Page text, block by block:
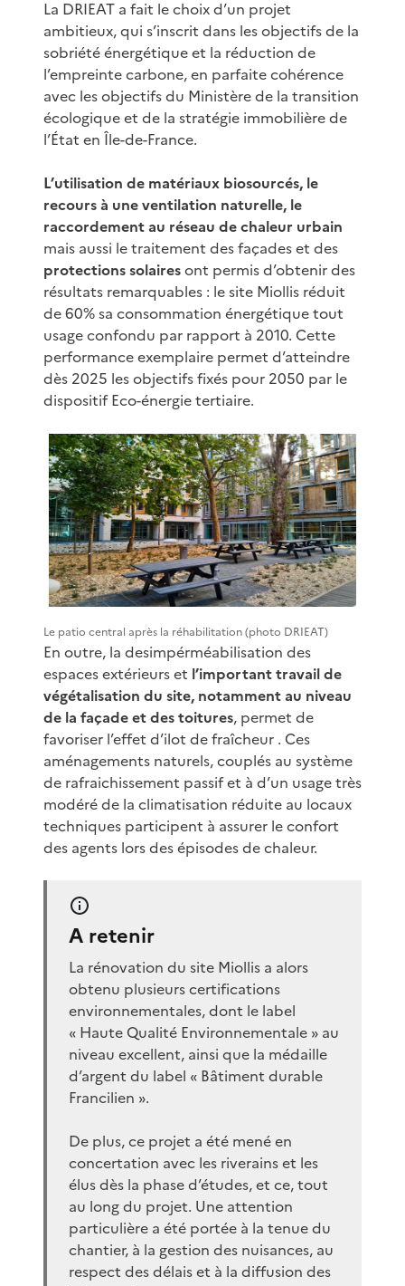
La DRIEAT a fait le choix d’un projet
ambitieux, qui s’inscrit dans les objectifs de la
sobriété énergétique et la réduction de
l’empreinte carbone, en parfaite cohérence
avec les objectifs du Ministère de la transition
écologique et de la stratégie immobilière de
l’État en Île-de-France.
L’utilisation de matériaux biosourcés, le
recours à une ventilation naturelle, le
raccordement au réseau de chaleur urbain
mais aussi le traitement des façades et des
protections solairesont permis d’obtenir des
résultats remarquables : le site Miollis réduit
de 60% sa consommation énergétique tout
usage confondu par rapport à 2010. Cette
performance exemplaire permet d’atteindre
dès 2025 les objectifs fixés pour 2050 par le
dispositif Eco-énergie tertiaire.
Le patio central après la réhabilitation (photo DRIEAT)
En outre, la desimpérméabilisation des
espaces extérieurs et l’important travail de
végétalisation du site, notamment au niveau
de la façade et des toitures, permet de
favoriser l’effet d’ilot de fraîcheur . Ces
aménagements naturels, couplés au système
de rafraichissement passif et à d’un usage très
modéré de la climatisation réduite au locaux
techniques participent à assurer le confort
des agents lors des épisodes de chaleur.
A retenir
La rénovation du site Miollis a alors
obtenu plusieurs certifications
environnementales, dont le label
« Haute Qualité Environnementale » au
niveau excellent, ainsi que la médaille
d’argent du label « Bâtiment durable
Francilien ».
De plus, ce projet a été mené en
concertation avec les riverains et les
élus dès la phase d’études, et ce, tout
au long du projet. Une attention
particulière a été portée à la tenue du
chantier, à la gestion des nuisances, au
respect des délais et à la diffusion des